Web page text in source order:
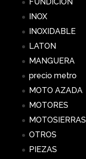
FUNDICION
INOX
INOXIDABLE
LATON
MANGUERA
precio metro
MOTO AZADA
MOTORES
MOTOSIERRAS
OTROS
PIEZAS